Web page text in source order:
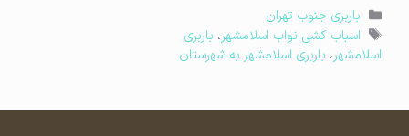
دسته‌ها
باربری جنوب تهران
برچسب‌ها
اسباب کشی نواب اسلامشهر،باربری
اسلامشهر،باربری اسلامشهر به شهرستان